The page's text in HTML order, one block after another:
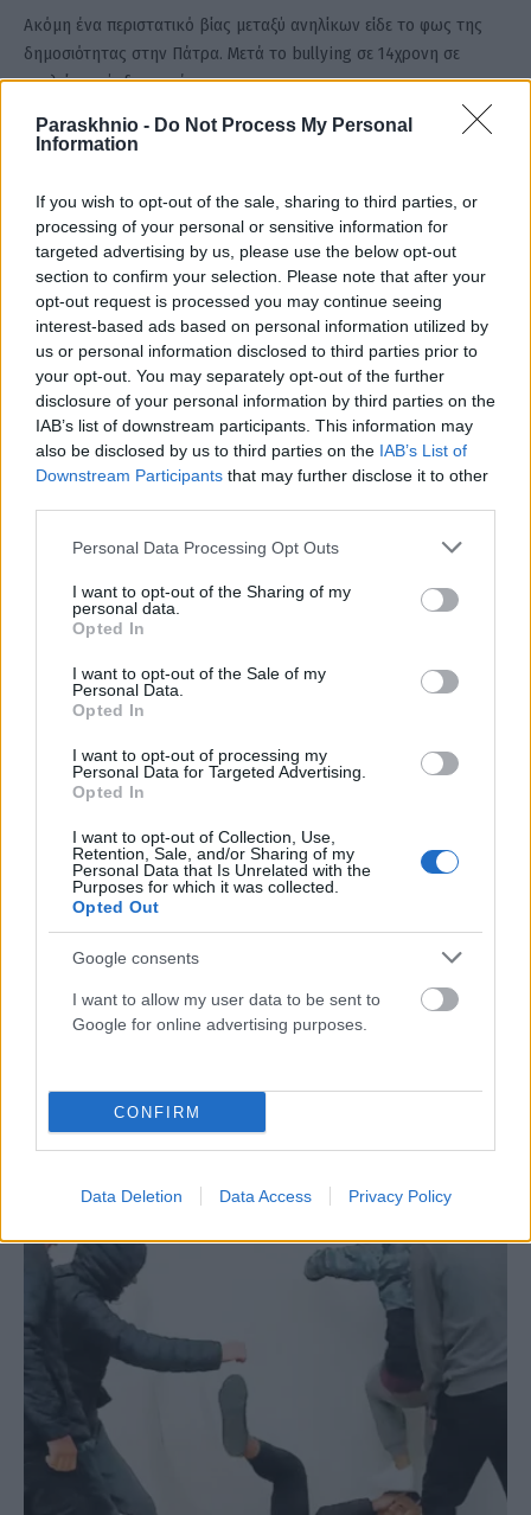
Paraskhnio - Do Not Process My Personal
Information
If you wish to opt-out of the sale, sharing to third parties, or
processing of your personal or sensitive information for
targeted advertising by us, please use the below opt-out
section to confirm your selection. Please note that after your
opt-out request is processed you may continue seeing
interest-based ads based on personal information utilized by
us or personal information disclosed to third parties prior to
your opt-out. You may separately opt-out of the further
disclosure of your personal information by third parties on the
IAB’s list of downstream participants. This information may
also be disclosed by us to third parties on the IAB’s List of
Downstream Participants that may further disclose it to other
Please note that this website/app uses one or more Google
not limited to your visit or usage behaviour. You may click to
grant or deny consent to Google and its third-party tags to
use your data for below specified purposes in below Google
consent section.
Personal Data Processing Opt Outs
I want to opt-out of the Sharing of my
personal data.
Opted In
I want to opt-out of the Sale of my
Personal Data.
Opted In
I want to opt-out of processing my
Personal Data for Targeted Advertising.
Opted In
I want to opt-out of Collection, Use,
Retention, Sale, and/or Sharing of my
Personal Data that Is Unrelated with the
Purposes for which it was collected.
Opted Out
Google consents
I want to allow my user data to be sent to
Google for online advertising purposes.
CONFIRM
Data Deletion Data Access Privacy Policy
Ακόμη ένα περιστατικό βίας μεταξύ ανηλίκων είδε το φως της
δημοσιότητας στην Πάτρα. Μετά το bullying σε 14χρονη σε
σχολείο, υπήρξε και νέο…
Πατήσια: Άγριο ξύλο στη μέση του δρόμου για ένα
φανάρι – Ανάμεσα στους εμπλεκόμενους δύο
αστυνομικοί
ΑΝΑΡΤΗΘΗΚΕ ΑΠΟGEORGIOSXT@GMAIL.COM 5 ΜΑΡΤΊΟΥ 2024
Ένα άγριο περιστατικό συμπλοκής με πέντε άτομα σημειώθηκε
στα Πατήσια. Στο περιστατικό εμπλέκονται και δύο αστυνομικοί
-ο ένας είναι υπαστυνόμος…
Λήστεψαν και σακάτεψαν στο ξύλο 15χρονο μαθητή
Τον εφιάλτη που έζησε ένας 15χρονος μαθητής δείχνει βίντεο από
την άγρια επίθεση που δέχθηκε στη Θεσσαλονίκη. Ο 15χρονος